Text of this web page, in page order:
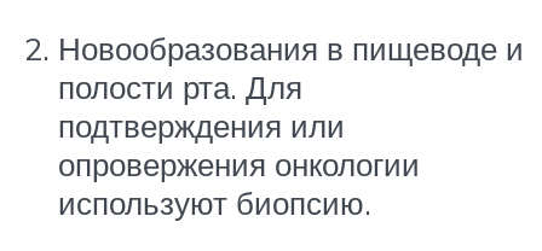
Новообразования в пищеводе и
полости рта. Для
подтверждения или
опровержения онкологии
используют биопсию.